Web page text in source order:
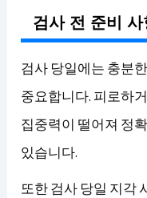
검사 전 준비
검사 당일에는 충분
중요합니다. 피로하
집중력이 떨어져 정
있습니다.
또한 검사 당일 지각